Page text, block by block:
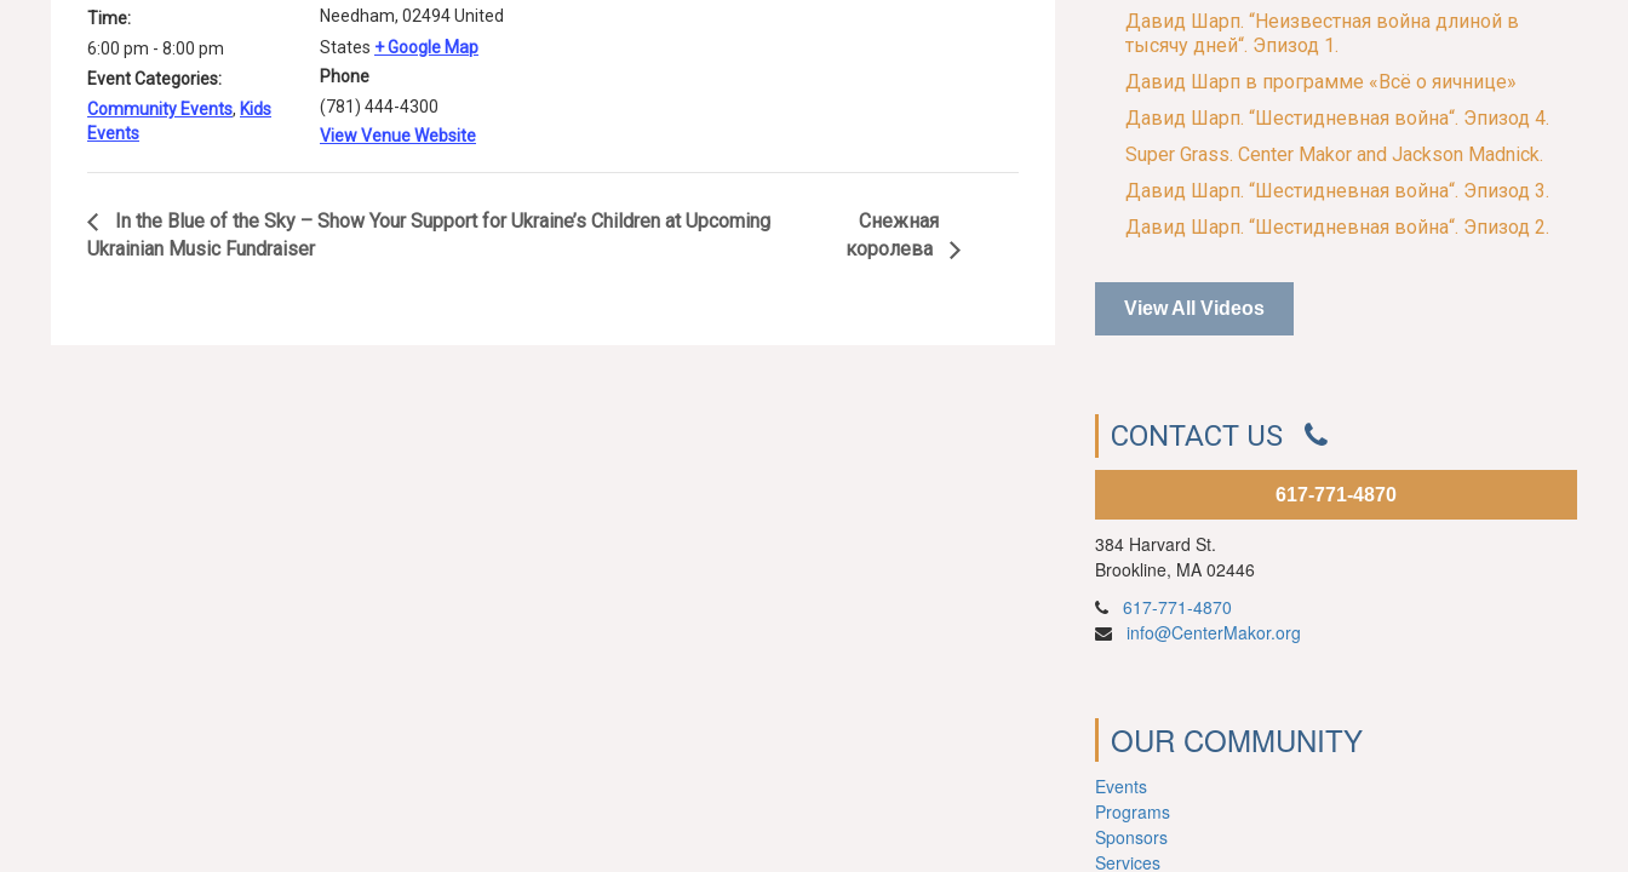
Time:
6:00 pm - 8:00 pm
Event Categories:
Community Events, Kids
Events
Needham, 02494United
States + Google Map
Phone
(781) 444-4300
View Venue Website
In the Blue of the Sky – Show Your Support for Ukraine’s Children at Upcoming
Ukrainian Music Fundraiser
Снежная
королева
Давид Шарп. “Неизвестная война длиной в
тысячу дней“. Эпизод 1.
Давид Шарп в программе «Всё о яичнице»
Давид Шарп. “Шестидневная война“. Эпизод 4.
Super Grass. Center Makor and Jackson Madnick.
Давид Шарп. “Шестидневная война“. Эпизод 3.
Давид Шарп. “Шестидневная война“. Эпизод 2.
View All Videos
CONTACT US
617-771-4870
384 Harvard St.
Brookline, MA 02446
617-771-4870
info@CenterMakor.org
OUR COMMUNITY
Events
Programs
Sponsors
Services